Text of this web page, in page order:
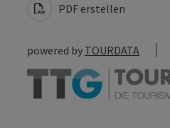
PDF erstellen
powered by TOURDATA